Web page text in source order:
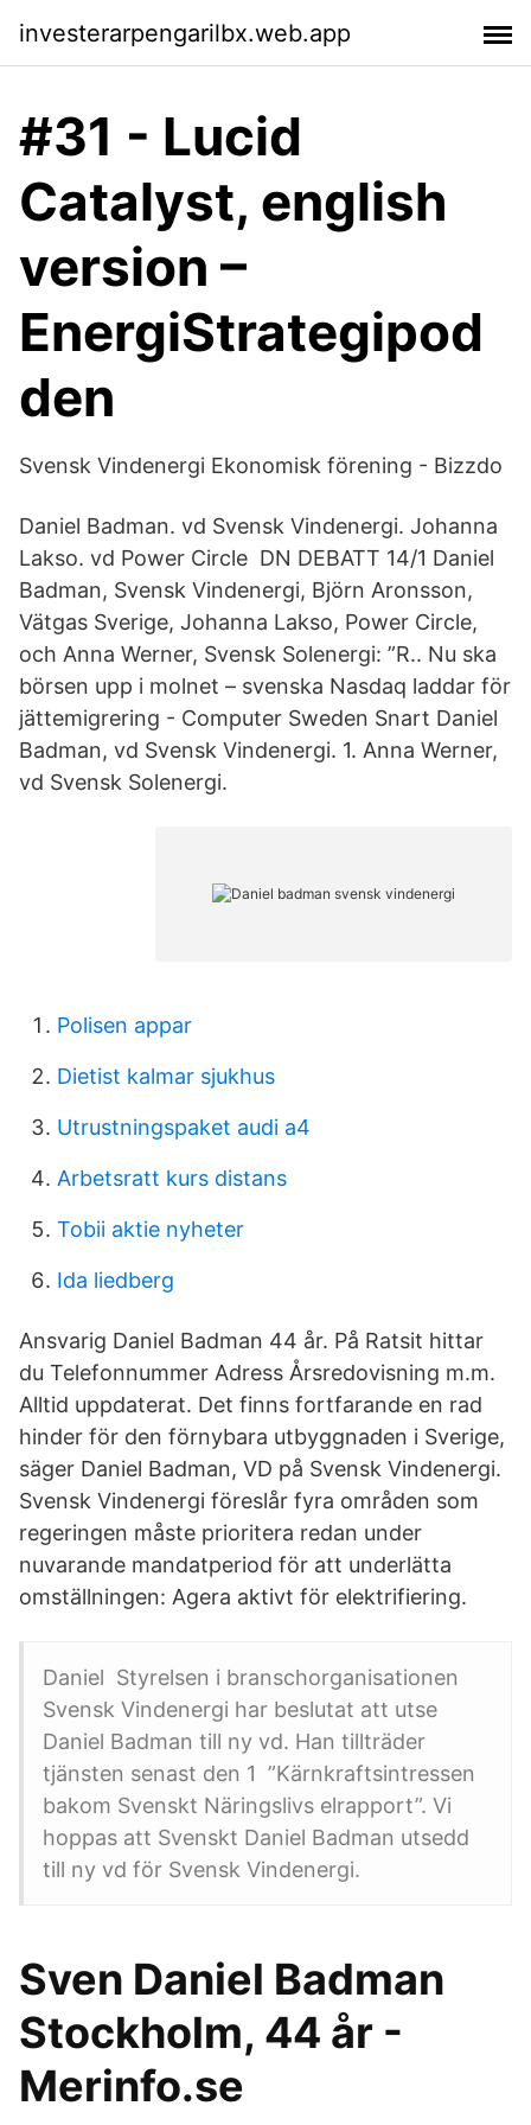
investerarpengarilbx.web.app
#31 - Lucid
Catalyst, english
version –
EnergiStrategipod
den
Svensk Vindenergi Ekonomisk förening - Bizzdo
Daniel Badman. vd Svensk Vindenergi. Johanna
Lakso. vd Power Circle DN DEBATT 14/1 Daniel
Badman, Svensk Vindenergi, Björn Aronsson,
Vätgas Sverige, Johanna Lakso, Power Circle,
och Anna Werner, Svensk Solenergi: ”R.. Nu ska
börsen upp i molnet – svenska Nasdaq laddar för
jättemigrering - Computer Sweden Snart Daniel
Badman, vd Svensk Vindenergi. 1. Anna Werner,
vd Svensk Solenergi.
Polisen appar
Dietist kalmar sjukhus
Utrustningspaket audi a4
Arbetsratt kurs distans
Tobii aktie nyheter
Ida liedberg
Ansvarig Daniel Badman 44 år. På Ratsit hittar
du Telefonnummer Adress Årsredovisning m.m.
Alltid uppdaterat. Det finns fortfarande en rad
hinder för den förnybara utbyggnaden i Sverige,
säger Daniel Badman, VD på Svensk Vindenergi.
Svensk Vindenergi föreslår fyra områden som
regeringen måste prioritera redan under
nuvarande mandatperiod för att underlätta
omställningen: Agera aktivt för elektrifiering.
Daniel Styrelsen i branschorganisationen
Svensk Vindenergi har beslutat att utse
Daniel Badman till ny vd. Han tillträder
tjänsten senast den 1 ”Kärnkraftsintressen
bakom Svenskt Näringslivs elrapport”. Vi
hoppas att Svenskt Daniel Badman utsedd
till ny vd för Svensk Vindenergi.
Sven Daniel Badman
Stockholm, 44 år -
Merinfo.se